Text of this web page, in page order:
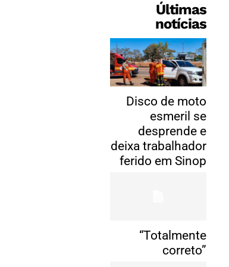
Últimas
notícias
Disco de moto
esmeril se
desprende e
deixa trabalhador
ferido em Sinop
“Totalmente
correto”